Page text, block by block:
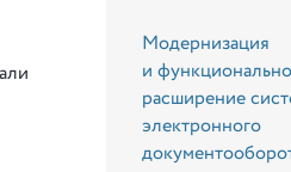
Модернизация
и
расширение
электронного